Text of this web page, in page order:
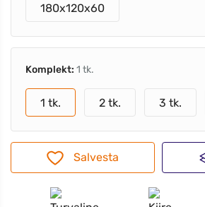
180x120x60
Komplekt: 1 tk.
1 tk. 2 tk. 3 tk.
Salvesta